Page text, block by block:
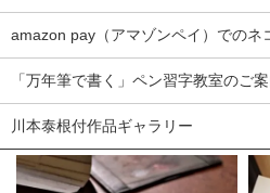
amazon pay（アマゾンペイ）でのネ
「万年筆で書く」ペン習字教室のご
川本泰根付作品ギャラリー